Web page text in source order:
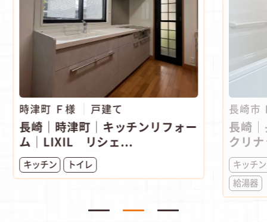
時津町 Ｆ様 戸建て
長崎｜時津町│キッチンリフォー
ム│LIXIL リシェ...
キッチン トイレ
長崎市
長崎
クリ
キッチン
給湯器